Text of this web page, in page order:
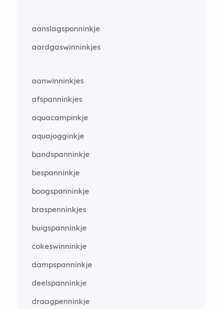
aanslagsponninkje
aardgaswinninkjes
aanwinninkjes
afspanninkjes
aquacampinkje
aquajogginkje
bandspanninkje
bespanninkje
boogspanninkje
braspenninkjes
buigspanninkje
cokeswinninkje
dampspanninkje
deelspanninkje
draagpenninkje